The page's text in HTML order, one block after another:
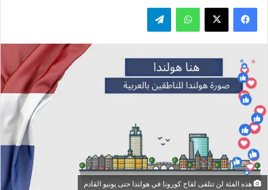
فيسبوك ‫X واتساب تيلقرام
هذه الفئة لن تتلقى لقاح كورونا في هولندا حتى يونيو القادم